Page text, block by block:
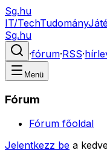
Sg.hu
IT/TechTudomány
Sg.hu
·fórum·RSS·
Menü
Fórum
Fórum főoldal
Jelentkezz be a